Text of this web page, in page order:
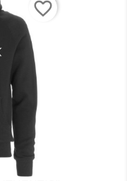
favorite_border